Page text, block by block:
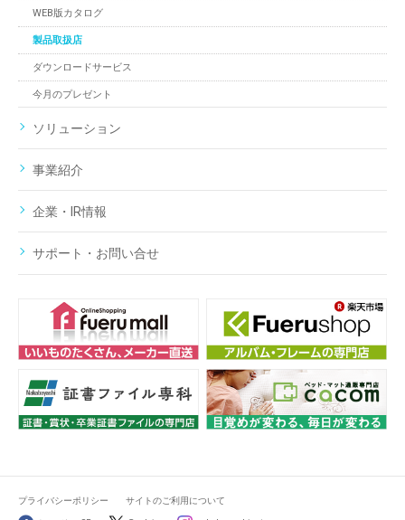
WEB版カタログ
製品取扱店
ダウンロードサービス
今月のプレゼント
ソリューション
事業紹介
企業・IR情報
サポート・お問い合せ
プライバシーポリシー サイトのご利用について